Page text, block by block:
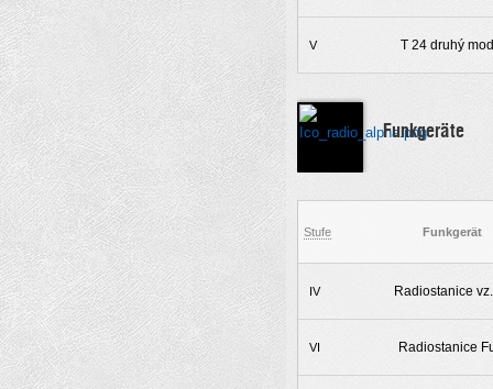
V T 24 druhý
Funkgeräte
Stufe Funkgerät
IV Radiostanice
VI Radiostanice